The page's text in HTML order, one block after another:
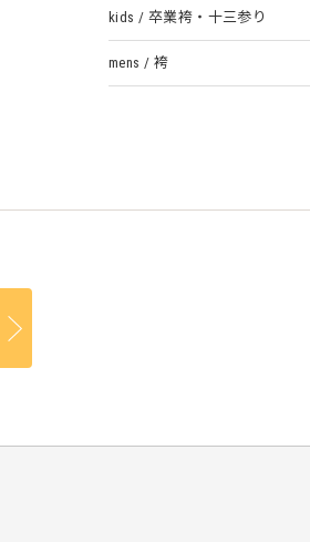
kids / 卒業袴・十三参り
mens / 袴